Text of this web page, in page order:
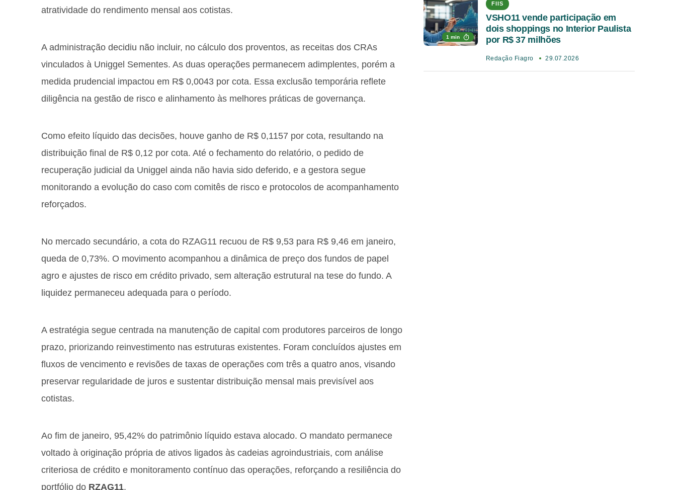
atratividade do rendimento mensal aos cotistas.
A administração decidiu não incluir, no cálculo dos proventos, as receitas dos CRAs
vinculados à Uniggel Sementes. As duas operações permanecem adimplentes, porém a
medida prudencial impactou em R$ 0,0043 por cota. Essa exclusão temporária reflete
diligência na gestão de risco e alinhamento às melhores práticas de governança.
Como efeito líquido das decisões, houve ganho de R$ 0,1157 por cota, resultando na
distribuição final de R$ 0,12 por cota. Até o fechamento do relatório, o pedido de
recuperação judicial da Uniggel ainda não havia sido deferido, e a gestora segue
monitorando a evolução do caso com comitês de risco e protocolos de acompanhamento
reforçados.
No mercado secundário, a cota do RZAG11 recuou de R$ 9,53 para R$ 9,46 em janeiro,
queda de 0,73%. O movimento acompanhou a dinâmica de preço dos fundos de papel
agro e ajustes de risco em crédito privado, sem alteração estrutural na tese do fundo. A
liquidez permaneceu adequada para o período.
A estratégia segue centrada na manutenção de capital com produtores parceiros de longo
prazo, priorizando reinvestimento nas estruturas existentes. Foram concluídos ajustes em
fluxos de vencimento e revisões de taxas de operações com três a quatro anos, visando
preservar regularidade de juros e sustentar distribuição mensal mais previsível aos
cotistas.
Ao fim de janeiro, 95,42% do patrimônio líquido estava alocado. O mandato permanece
voltado à originação própria de ativos ligados às cadeias agroindustriais, com análise
criteriosa de crédito e monitoramento contínuo das operações, reforçando a resiliência do
portfólio do RZAG11.
1 min
FIIS
VSHO11 vende participação em
dois shoppings no Interior Paulista
por R$ 37 milhões
Redação Fiagro 29.07.2026